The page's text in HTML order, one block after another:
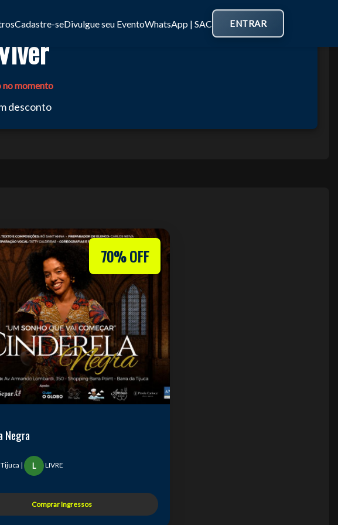
Cadastre-seDivulgue seu EventoWhatsApp | SAC ENTRAR
no momento
desconto
70% OFF
Negra
| L LIVRE
Comprar Ingressos